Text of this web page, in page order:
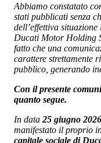
Abbiamo constatato
stati pubblicati senza
dell’effettiva
Ducati Motor Holding
fatto che una
carattere strettamente
pubblico, generando
Con il presente
quanto segue.
In data 25 giugno 2026
manifestato il proprio
capitale sociale di